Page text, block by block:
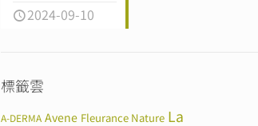
2024-09-10
標籤雲
A-DERMA Avene Fleurance Nature La